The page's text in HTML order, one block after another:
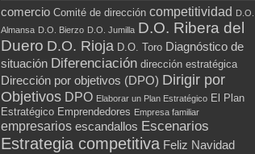
comercio Comité de dirección competitividad
D.O.
Almansa D.O. Bierzo D.O. Jumilla D.O. Ribera del
Duero D.O. Rioja D.O. Toro Diagnóstico de
situación Diferenciación dirección estratégica
Dirección por objetivos (DPO) Dirigir por
Objetivos DPO Elaborar un Plan Estratégico El Plan
Estratégico Emprendedores Empresa familiar
empresarios escandallos Escenarios
Estrategia competitiva Feliz Navidad